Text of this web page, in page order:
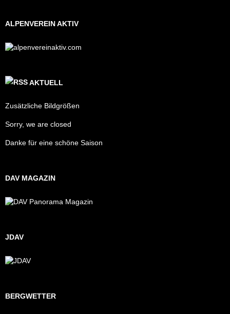
ALPENVEREIN AKTIV
AKTUELL
Zusätzliche Bildgrößen
Sorry, we are closed
Danke für eine schöne Saison
DAV MAGAZIN
JDAV
BERGWETTER